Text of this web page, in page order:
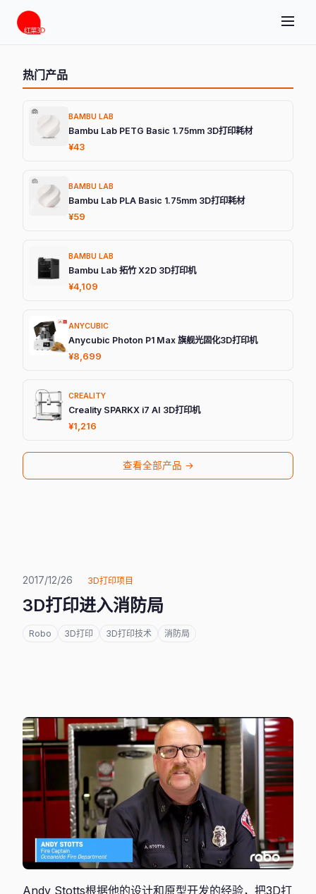
2017/12/26 3D打印项目
3D打印进入消防局
Robo 3D打印 3D打印技术 消防局
Andy Stotts根据他的设计和原型开发的经验，把3D打
热门产品
BAMBU LAB
Bambu Lab PETG Basic 1.75mm 3D打印耗材
¥43
BAMBU LAB
Bambu Lab PLA Basic 1.75mm 3D打印耗材
¥59
BAMBU LAB
Bambu Lab 拓竹 X2D 3D打印机
¥4,109
ANYCUBIC
Anycubic Photon P1 Max 旗舰光固化3D打印机
¥8,699
CREALITY
Creality SPARKX i7 AI 3D打印机
¥1,216
查看全部产品 →